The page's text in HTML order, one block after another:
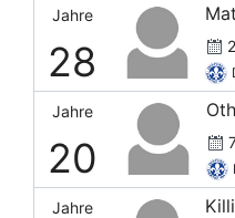
Jahre
28
Jahre
20
Jahre